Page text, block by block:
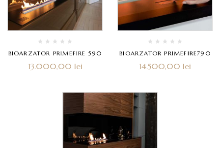
BIOARZATOR PRIMEFIRE 590
13.000,00 lei
BIOARZATOR PRIMEFIRE790
14.500,00 lei